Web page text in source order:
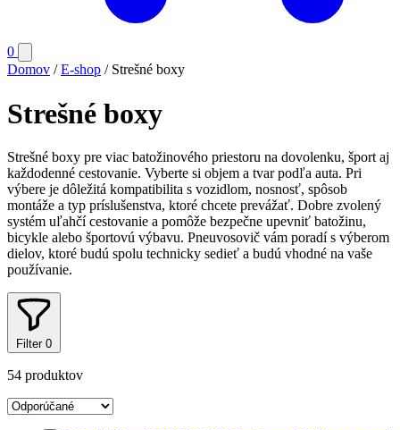
0Počet
položiek
0
menu
Domov / E-shop / Strešné boxy
Strešné boxy
Strešné boxy pre viac batožinového priestoru na dovolenku, šport aj
každodenné cestovanie. Vyberte si objem a tvar podľa auta. Pri
výbere je dôležitá kompatibilita s vozidlom, nosnosť, spôsob
montáže a typ príslušenstva, ktoré chcete prevážať. Dobre zvolený
systém uľahčí cestovanie a pomôže bezpečne upevniť batožinu,
bicykle alebo športovú výbavu. Pneuvosovič vám poradí s výberom
dielov, ktoré budú spolu technicky sedieť a budú vhodné na vaše
používanie.
Filter 0
54 produktov